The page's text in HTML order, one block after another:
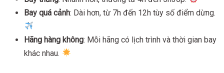
Bay quá cảnh: Dài hơn, từ 7h đến 12h tùy số điểm dừng.
Hãng hàng không: Mỗi hãng có lịch trình và thời gian bay
khác nhau.